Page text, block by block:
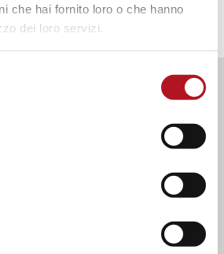
che hai fornito loro o che hanno
dei loro servizi.